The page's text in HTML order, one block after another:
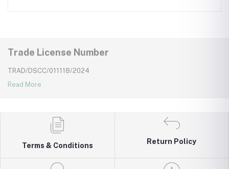
Trade License Number
TRAD/DSCC/011118/2024
Read More
Terms & Conditions
Return Policy